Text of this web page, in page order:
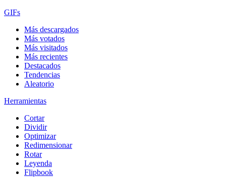
GIFs
Más descargados
Más votados
Más visitados
Más recientes
Destacados
Tendencias
Aleatorio
Herramientas
Cortar
Dividir
Optimizar
Redimensionar
Rotar
Leyenda
Flipbook